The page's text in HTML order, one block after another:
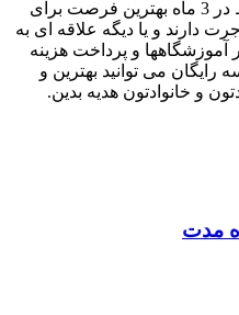
مکالمه تضمینی زبان انگلیسی فقط در 3 ماه بهترین فرصت برای
دارند و یا دیگه علاقه ای به
و پرداخت هزینه
رایگان می توانید بهترین و
و خانوادتون هدیه بدین.
مدت